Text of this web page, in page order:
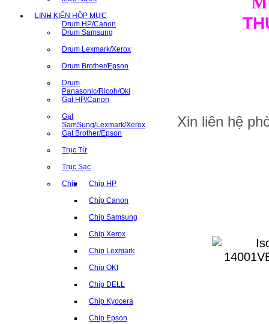
LINH KIỆN HỘP MỰC
Drum HP/Canon
Drum Samsung
Drum Lexmark/Xerox
Drum Brother/Epson
Drum
Panasonic/Ricoh/Oki
Gạt HP/Canon
Gạt
SamSung/Lexmark/Xerox
Gạt Brother/Epson
Trục Từ
Trục Sạc
Chíp Chip HP
Chip Canon
Chip Samsung
Chip Xerox
Chip Lexmark
Chip OKI
Chip DELL
Chip Kyocera
Chip Epson
Xin liên hệ